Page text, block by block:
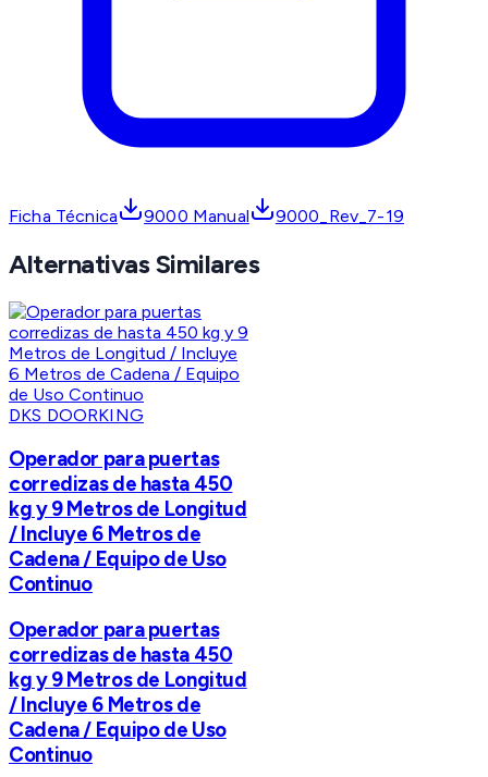
Ficha Técnica 9000 Manual 9000_Rev_7-19
Alternativas Similares
DKS DOORKING
Operador para puertas
corredizas de hasta 450
kg y 9 Metros de Longitud
/ Incluye 6 Metros de
Cadena / Equipo de Uso
Continuo
Operador para puertas
corredizas de hasta 450
kg y 9 Metros de Longitud
/ Incluye 6 Metros de
Cadena / Equipo de Uso
Continuo